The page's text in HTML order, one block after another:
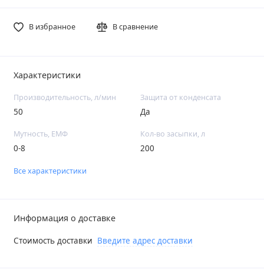
В избранное В сравнение
Характеристики
Производительность, л/мин
50
Защита от конденсата
Да
Мутность, ЕМФ
0-8
Кол-во засыпки, л
200
Все характеристики
Информация о доставке
Стоимость доставки Введите адрес доставки